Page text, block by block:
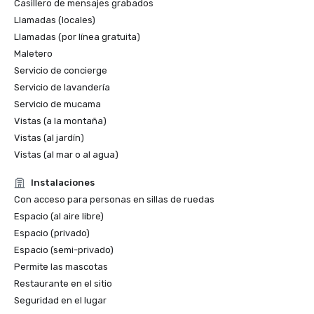
2021:
Premios de restaurantes 2021 de Wine Spectator:
nombraron a Caruso's como uno de los «Best of Award of
Excellence»
T+L 500 2021 de Travel + Leisure: reconocida como una
de las 500 mejores propiedades del mundo
2021: Sense, un spa de Rosewood en Rosewood Miramar
Beach, recibió una calificación de cinco estrellas por
Clasificación de los mejores hoteles de 2021 de U.S. News
& World Report: recibió la insignia de oro y fue nombrado el
«Mejor hotel de Santa Bárbara» y el noveno entre los
«Mejores hoteles de California»
2020:
Casillero de mensajes grabados
Llamadas (locales)
Llamadas (por línea gratuita)
Maletero
Servicio de concierge
Servicio de lavandería
Servicio de mucama
Vistas (a la montaña)
Vistas (al jardín)
Vistas (al mar o al agua)
Instalaciones
Con acceso para personas en sillas de ruedas
Espacio (al aire libre)
Espacio (privado)
Espacio (semi-privado)
Permite las mascotas
Restaurante en el sitio
Seguridad en el lugar